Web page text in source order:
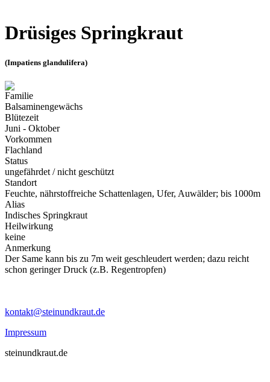
Drüsiges Springkraut
(Impatiens glandulifera)
Familie
Balsaminengewächs
Blütezeit
Juni - Oktober
Vorkommen
Flachland
Status
ungefährdet / nicht geschützt
Standort
Feuchte, nährstoffreiche Schattenlagen, Ufer, Auwälder; bis 1000m
Alias
Indisches Springkraut
Heilwirkung
keine
Anmerkung
Der Same kann bis zu 7m weit geschleudert werden; dazu reicht
schon geringer Druck (z.B. Regentropfen)
kontakt@steinundkraut.de
Impressum
steinundkraut.de